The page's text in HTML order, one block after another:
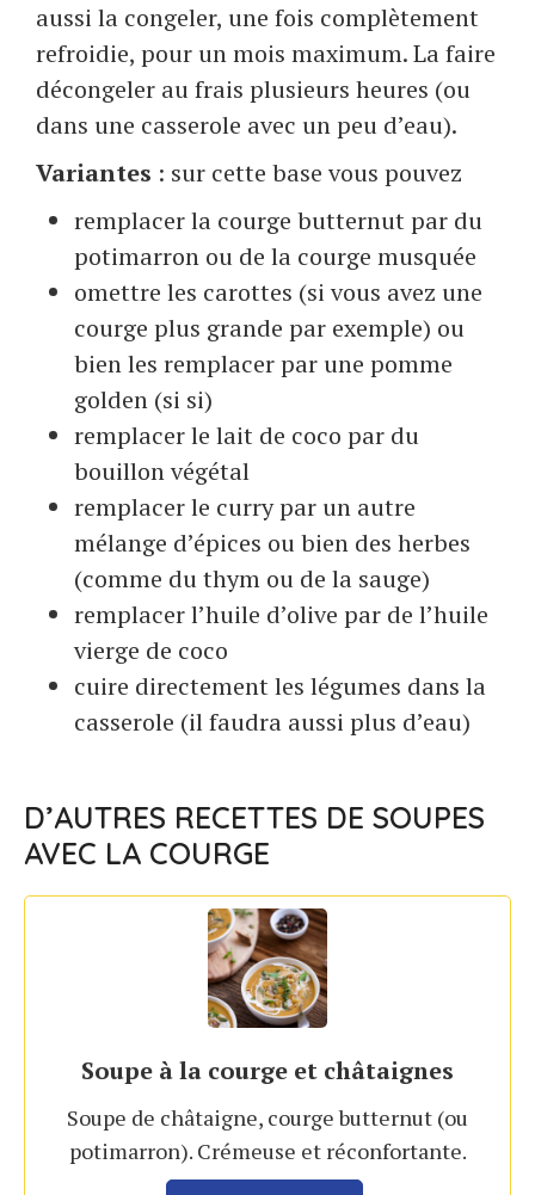
aussi la congeler, une fois complètement
refroidie, pour un mois maximum. La faire
décongeler au frais plusieurs heures (ou
dans une casserole avec un peu d’eau).
Variantes : sur cette base vous pouvez
remplacer la courge butternut par du
potimarron ou de la courge musquée
omettre les carottes (si vous avez une
courge plus grande par exemple) ou
bien les remplacer par une pomme
golden (si si)
remplacer le lait de coco par du
bouillon végétal
remplacer le curry par un autre
mélange d’épices ou bien des herbes
(comme du thym ou de la sauge)
remplacer l’huile d’olive par de l’huile
vierge de coco
cuire directement les légumes dans la
casserole (il faudra aussi plus d’eau)
D’AUTRES RECETTES DE SOUPES
AVEC LA COURGE
Soupe à la courge et châtaignes
Soupe de châtaigne, courge butternut (ou
potimarron). Crémeuse et réconfortante.